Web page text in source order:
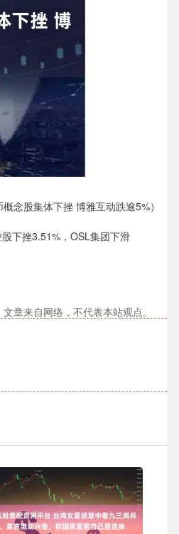
概念股集体下挫 博雅互动跌逾5%）
下挫3.51%，OSL集团下滑
章来自网络，不代表本站观点。